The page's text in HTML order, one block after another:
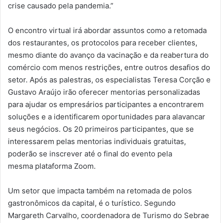
crise causado pela pandemia.”
O encontro virtual irá abordar assuntos como a retomada
dos restaurantes, os protocolos para receber clientes,
mesmo diante do avanço da vacinação e da reabertura do
comércio com menos restrições, entre outros desafios do
setor. Após as palestras, os especialistas Teresa Corção e
Gustavo Araújo irão oferecer mentorias personalizadas
para ajudar os empresários participantes a encontrarem
soluções e a identificarem oportunidades para alavancar
seus negócios. Os 20 primeiros participantes, que se
interessarem pelas mentorias individuais gratuitas,
poderão se inscrever até o final do evento pela
mesma plataforma Zoom.
Um setor que impacta também na retomada de polos
gastronômicos da capital, é o turístico. Segundo
Margareth Carvalho, coordenadora de Turismo do Sebrae